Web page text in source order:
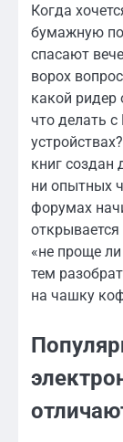
Когда
бумажную
спасают
ворох
какой ридер
что делать с
книг создан
ни опытных
форумах
«не проще
тем
на чашку